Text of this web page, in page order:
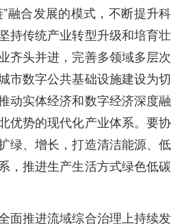
融合发展的模式，不断提升科
持传统产业转型升级和培育壮
齐头并进，完善多领域多层次
市数字公共基础设施建设为切
动实体经济和数字经济深度融
优势的现代化产业体系。要协
绿、增长，打造清洁能源、低
，推进生产生活方式绿色低碳
面推进流域综合治理上持续发